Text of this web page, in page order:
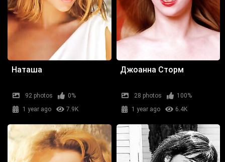
Наташа
92 photos
0%
1 year ago
7.9K
Джоанна Сторм
28 photos
100%
1 year ago
6.4K